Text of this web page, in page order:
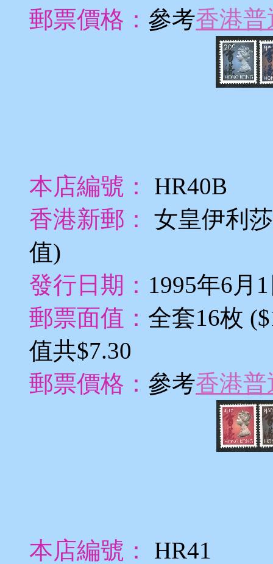
郵票價格： 參考香港
本店編號：
HR40B
香港新郵：
女皇伊利
值)
發行日期： 1995年6月
郵票面值： 全套16枚
值共$7.30
郵票價格： 參考香港
本店編號：
HR41